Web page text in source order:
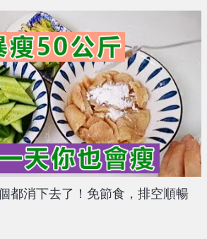
都消下去了！免節食，排空順暢